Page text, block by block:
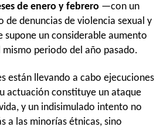
de enero y febrero —con un
de denuncias de violencia sexual y
un considerable aumento
periodo del año pasado.
están llevando a cabo ejecuciones
actuación constituye un ataque
y un indisimulado intento no
a las minorías étnicas, sino